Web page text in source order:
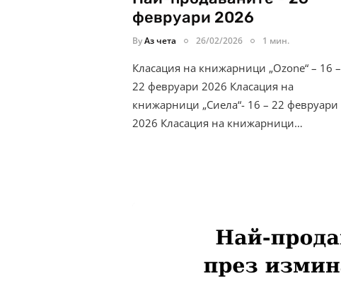
февруари 2026
ByАз чета 26/02/2026 1 мин.
Класация на книжарници „Ozone“ – 16 –
22 февруари 2026 Класация на
книжарници „Сиела“- 16 – 22 февруари
2026 Класация на книжарници…